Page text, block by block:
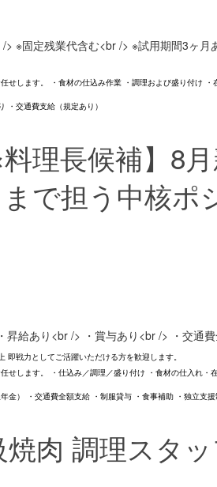
※固定残業代含む<br /> ※試用期間3ヶ月
せします。 ・食材の仕込み作業 ・調理および盛り付け
・交通費支給（規定あり）
料理長候補】8
で担う中核ポ
昇給あり<br /> ・賞与あり<br /> ・交通
即戦力としてご活躍いただける方を歓迎します。
せします。 ・仕込み／調理／盛り付け ・食材の仕入れ
金） ・交通費全額支給 ・制服貸与 ・食事補助 ・独立支
焼肉 調理スタ